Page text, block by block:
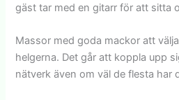
gäst tar med en gitarr för att sitta
Massor med goda mackor att
helgerna. Det går att koppla upp
nätverk även om väl de flesta har